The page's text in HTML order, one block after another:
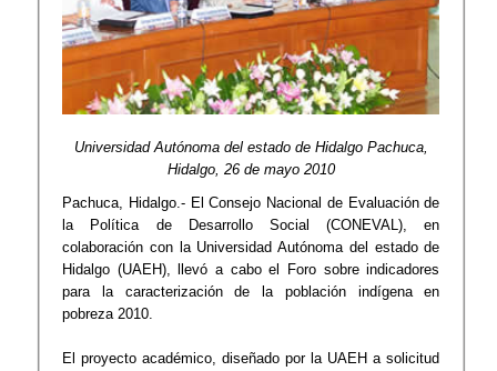
Universidad Autónoma del estado de Hidalgo Pachuca,
Hidalgo, 26 de mayo 2010
Pachuca, Hidalgo.- El Consejo Nacional de Evaluación de
la Política de Desarrollo Social (CONEVAL), en
colaboración con la Universidad Autónoma del estado de
Hidalgo (UAEH), llevó a cabo el Foro sobre indicadores
para la caracterización de la población indígena en
pobreza 2010.
El proyecto académico, diseñado por la UAEH a solicitud